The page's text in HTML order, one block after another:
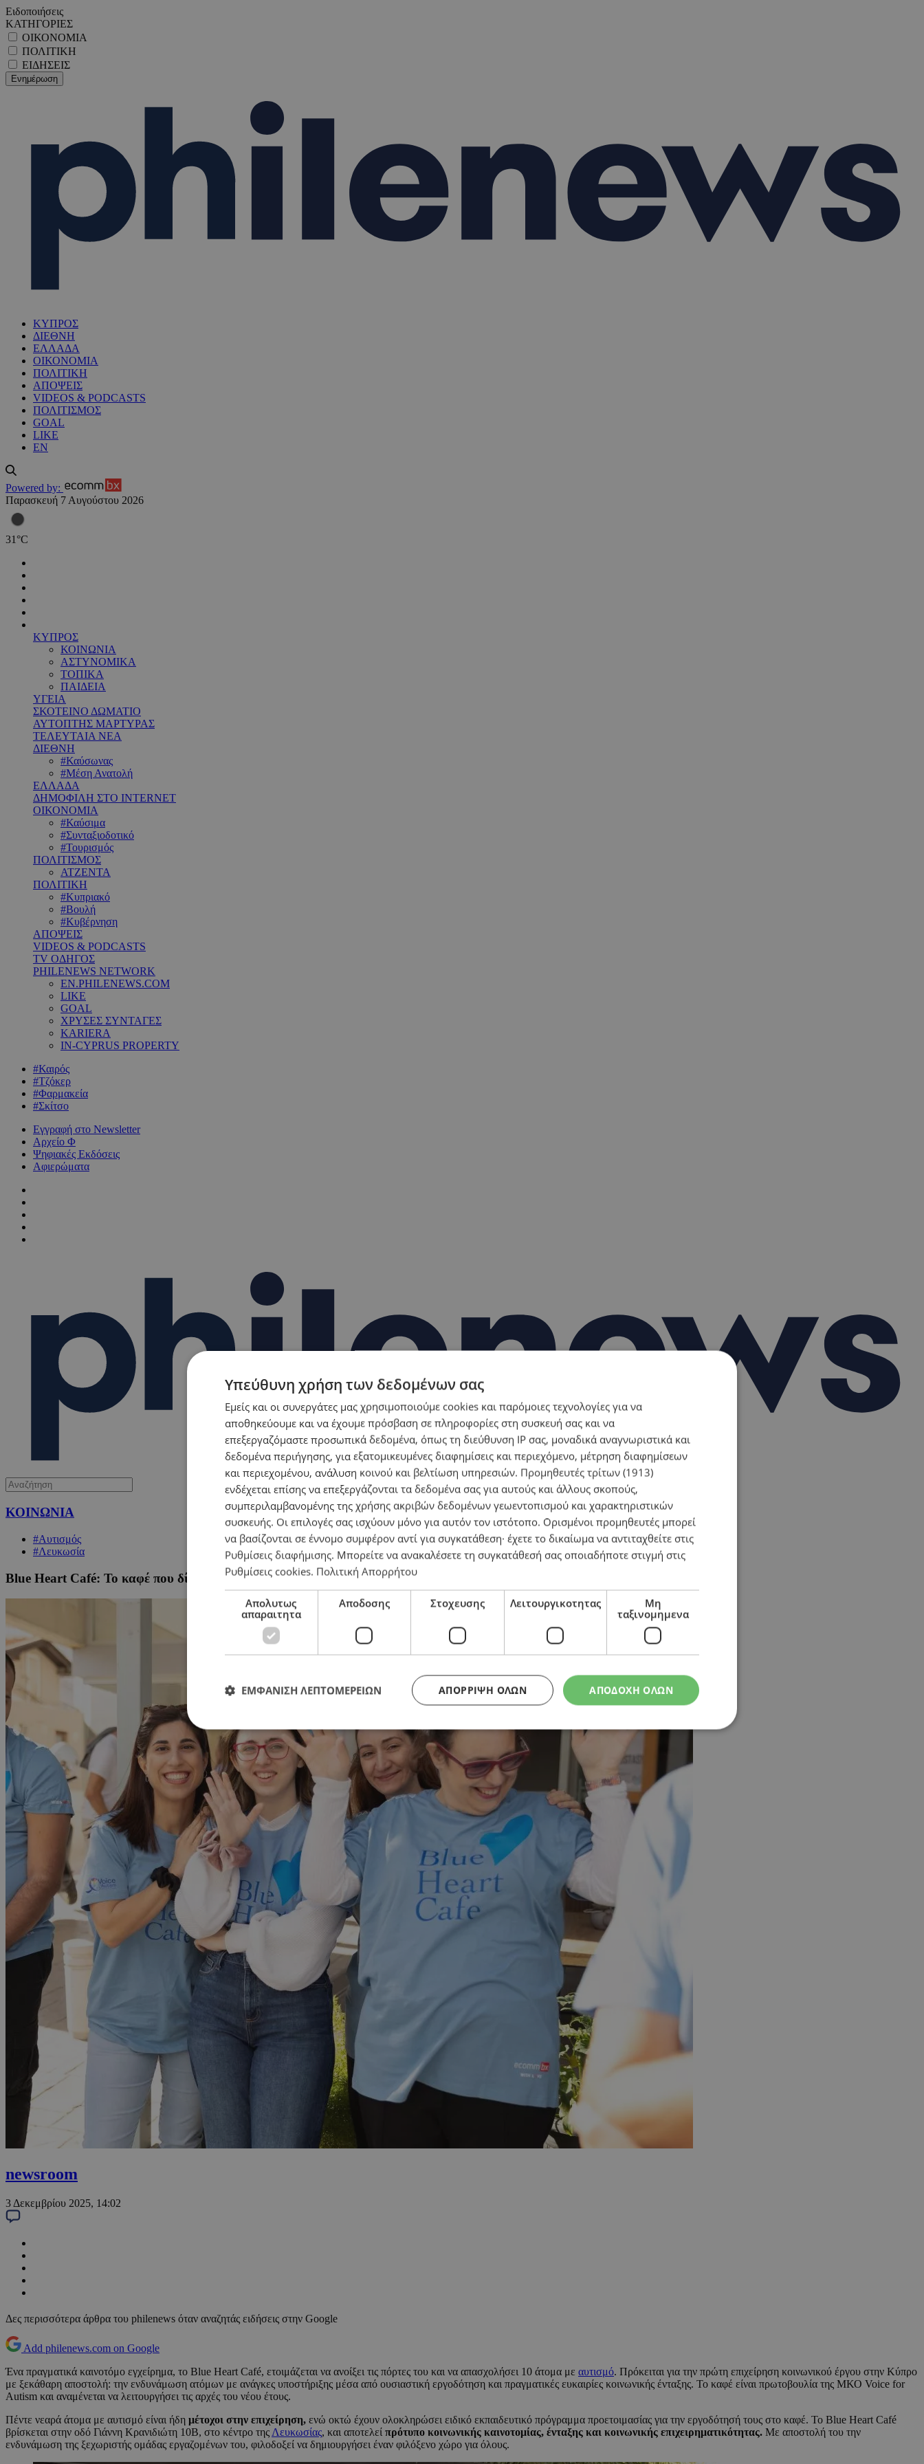
Ειδοποιήσεις
ΚΑΤΗΓΟΡΙΕΣ
ΟΙΚΟΝΟΜΙΑ
ΠΟΛΙΤΙΚΗ
ΕΙΔΗΣΕΙΣ
ΚΥΠΡΟΣ
ΔΙΕΘΝΗ
ΕΛΛΑΔΑ
ΟΙΚΟΝΟΜΙΑ
ΠΟΛΙΤΙΚΗ
ΑΠΟΨΕΙΣ
VIDEOS & PODCASTS
ΠΟΛΙΤΙΣΜΟΣ
GOAL
LIKE
EN
Powered by:
Παρασκευή 7 Αυγούστου 2026
31 °C
ΚΥΠΡΟΣ
ΚΟΙΝΩΝΙΑ
ΑΣΤΥΝΟΜΙΚΑ
ΤΟΠΙΚΑ
ΠΑΙΔΕΙΑ
ΥΓΕΙΑ
ΣΚΟΤΕΙΝΟ ΔΩΜΑΤΙΟ
ΑΥΤΟΠΤΗΣ ΜΑΡΤΥΡΑΣ
ΤΕΛΕΥΤΑΙΑ ΝΕΑ
ΔΙΕΘΝΗ
#Καύσωνας
#Μέση Ανατολή
ΕΛΛΑΔΑ
ΔΗΜΟΦΙΛΗ ΣΤΟ INTERNET
ΟΙΚΟΝΟΜΙΑ
#Καύσιμα
#Συνταξιοδοτικό
#Τουρισμός
ΠΟΛΙΤΙΣΜΟΣ
ΑΤΖΕΝΤΑ
ΠΟΛΙΤΙΚΗ
#Κυπριακό
#Βουλή
#Κυβέρνηση
ΑΠΟΨΕΙΣ
VIDEOS & PODCASTS
TV ΟΔΗΓΟΣ
PHILENEWS NETWORK
EN.PHILENEWS.COM
LIKE
GOAL
ΧΡΥΣΕΣ ΣΥΝΤΑΓΕΣ
KARIERA
IN-CYPRUS PROPERTY
#Καιρός
#Τζόκερ
#Φαρμακεία
#Σκίτσο
Εγγραφή στο Newsletter
Αρχείο Φ
Ψηφιακές Εκδόσεις
Αφιερώματα
ΚΟΙΝΩΝΙΑ
#Αυτισμός
#Λευκωσία
Blue Heart Café: Το καφέ που δίνει χώρο, φωνή και ευκαιρίες σε άτομα με αυτισμό
newsroom
3 Δεκεμβρίου 2025, 14:02
Δες περισσότερα άρθρα του philenews όταν αναζητάς ειδήσεις στην Google
Add philenews.com on Google
Ένα πραγματικά καινοτόμο εγχείρημα, το Blue Heart Café, ετοιμάζεται να ανοίξει τις πόρτες του και να απασχολήσει 10 άτομα με αυτισμό. Πρόκειται για την πρώτη επιχείρηση κοινωνικού έργου στην Κύπρο
με ξεκάθαρη αποστολή: την ενδυνάμωση ατόμων με ανάγκες υποστήριξης μέσα από ουσιαστική εργοδότηση και πραγματικές ευκαιρίες κοινωνικής ένταξης. Το καφέ είναι πρωτοβουλία της ΜΚΟ Voice for
Autism και αναμένεται να λειτουργήσει τις αρχές του νέου έτους.
Πέντε νεαρά άτομα με αυτισμό είναι ήδη μέτοχοι στην επιχείρηση, ενώ οκτώ έχουν ολοκληρώσει ειδικό εκπαιδευτικό πρόγραμμα προετοιμασίας για την εργοδότησή τους στο καφέ. Το Blue Heart Café
βρίσκεται στην οδό Γιάννη Κρανιδιώτη 10Β, στο κέντρο της Λευκωσίας, και αποτελεί πρότυπο κοινωνικής καινοτομίας, ένταξης και κοινωνικής επιχειρηματικότητας. Με αποστολή του την
ενδυνάμωση της ξεχωριστής ομάδας εργαζομένων του, φιλοδοξεί να δημιουργήσει έναν φιλόξενο χώρο για όλους.
Υπεύθυνη χρήση των δεδομένων σας
Εμείς και οι συνεργάτες μας χρησιμοποιούμε cookies και παρόμοιες τεχνολογίες για να
αποθηκεύουμε και να έχουμε πρόσβαση σε πληροφορίες στη συσκευή σας και να
επεξεργαζόμαστε προσωπικά δεδομένα, όπως τη διεύθυνση IP σας, μοναδικά αναγνωριστικά και
δεδομένα περιήγησης, για εξατομικευμένες διαφημίσεις και περιεχόμενο, μέτρηση διαφημίσεων
και περιεχομένου, ανάλυση κοινού και βελτίωση υπηρεσιών. Προμηθευτές τρίτων (1913)
ενδέχεται επίσης να επεξεργάζονται τα δεδομένα σας για αυτούς και άλλους σκοπούς,
συμπεριλαμβανομένης της χρήσης ακριβών δεδομένων γεωεντοπισμού και χαρακτηριστικών
συσκευής. Οι επιλογές σας ισχύουν μόνο για αυτόν τον ιστότοπο. Ορισμένοι προμηθευτές μπορεί
να βασίζονται σε έννομο συμφέρον αντί για συγκατάθεση· έχετε το δικαίωμα να αντιταχθείτε στις
Ρυθμίσεις διαφήμισης. Μπορείτε να ανακαλέσετε τη συγκατάθεσή σας οποιαδήποτε στιγμή στις
Ρυθμίσεις cookies. Πολιτική Απορρήτου
Απολυτως
απαραιτητα
Αποδοσης Στοχευσης Λειτουργικοτητας
Μη
ταξινομημενα
ΑΠΟΔΟΧΗ ΟΛΩΝ
ΑΠΌΡΡΙΨΗ ΌΛΩΝ
ΕΜΦΑΝΙΣΗ ΛΕΠΤΟΜΕΡΕΙΩΝ